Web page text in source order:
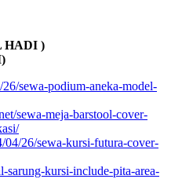
HADI )
sewa-podium-aneka-model-
sewa-meja-barstool-cover-
04/26/sewa-kursi-futura-cover-
sarung-kursi-include-pita-area-